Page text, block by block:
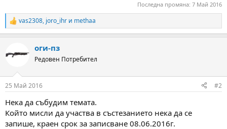
Последна промяна: 7 Май 2016
R
e
t
s
vas2308, joro_ihr и methaa
оги-пз
Редовен Потребител
25 Май 2016 #2
Нека да събудим темата.
Който мисли да участва в състезанието нека да се
запише, краен срок за записване 08.06.2016г.